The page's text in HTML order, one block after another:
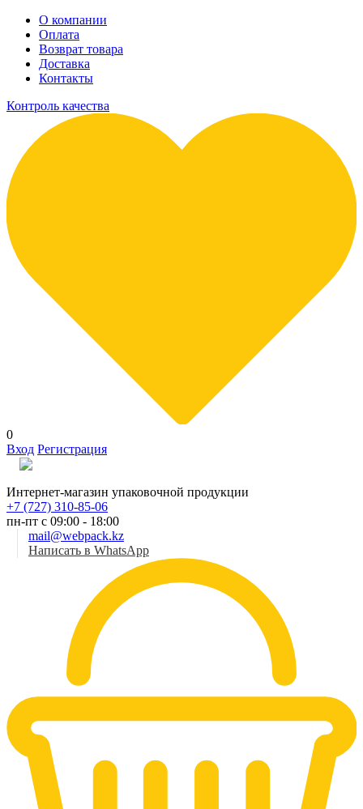
О компании
Оплата
Возврат товара
Доставка
Контакты
Контроль качества
0
Вход Регистрация
Интернет-магазин упаковочной продукции
+7 (727) 310-85-06
пн-пт с 09:00 - 18:00
mail@webpack.kz
Написать в WhatsApp